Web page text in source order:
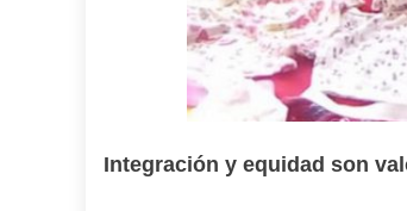
Integración y equidad son